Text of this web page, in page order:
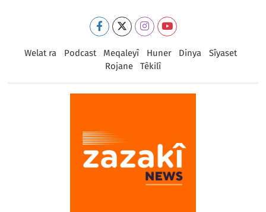
Welat ra Podcast Meqaleyî Huner Dinya
Sîyaset
Rojane
Têkilî